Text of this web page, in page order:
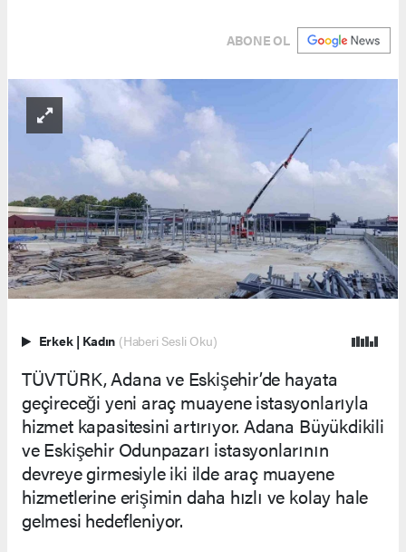
ABONE OL
Erkek | Kadın (Haberi Sesli Oku)
TÜVTÜRK, Adana ve Eskişehir’de hayata
geçireceği yeni araç muayene istasyonlarıyla
hizmet kapasitesini artırıyor. Adana Büyükdikili
ve Eskişehir Odunpazarı istasyonlarının
devreye girmesiyle iki ilde araç muayene
hizmetlerine erişimin daha hızlı ve kolay hale
gelmesi hedefleniyor.